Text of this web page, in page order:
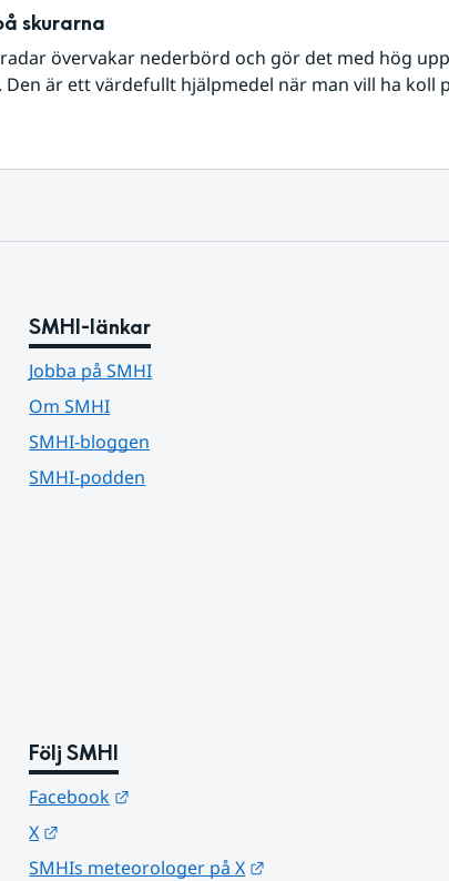
skurarna
övervakar nederbörd och gör det med hög
Den är ett värdefullt hjälpmedel när man vill ha koll
SMHI-länkar
Jobba på SMHI
Om SMHI
SMHI-bloggen
SMHI-podden
Följ SMHI
Facebook
X
SMHIs meteorologer på X